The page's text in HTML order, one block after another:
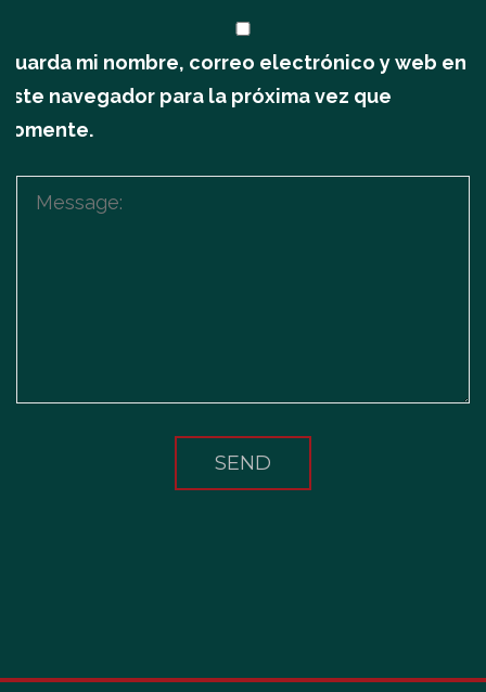
Guarda mi nombre, correo electrónico y web en
este navegador para la próxima vez que
comente.